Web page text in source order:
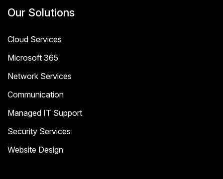
Our Solutions
Cloud Services
Microsoft 365
Network Services
Communication
Managed IT Support
Security Services
Website Design